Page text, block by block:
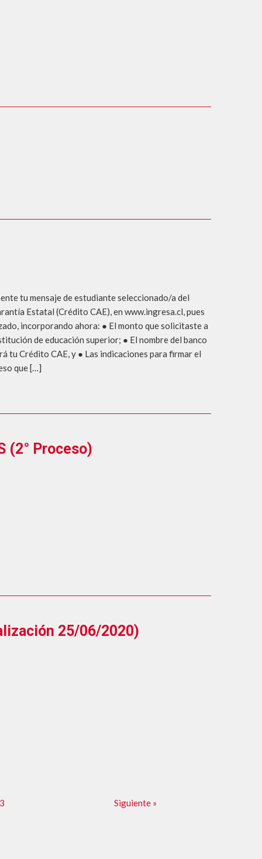
tu mensaje de estudiante seleccionado/a del
Estatal (Crédito CAE), en www.ingresa.cl, pues
incorporando ahora: ● El monto que solicitaste a
de educación superior; ● El nombre del banco
tu Crédito CAE, y ● Las indicaciones para firmar el
que […]
(2° Proceso)
25/06/2020)
Siguiente »